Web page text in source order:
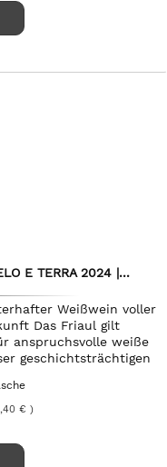
E TERRA 2024 |...
Weißwein voller
Das Friaul gilt
anspruchsvolle weiße
geschichtsträchtigen
€ )